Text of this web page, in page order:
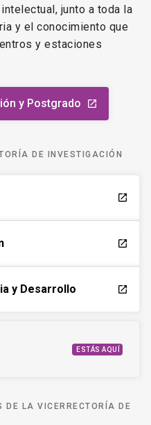
junto a toda la
y el conocimiento que
y estaciones
y Postgrado launch
DE INVESTIGACIÓN
launch
launch
y Desarrollo launch
ESTÁS AQUÍ
DE LA VICERRECTORÍA DE